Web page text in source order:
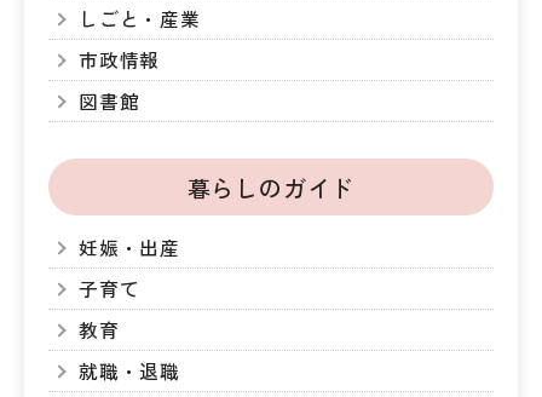
しごと・産業
市政情報
図書館
暮らしのガイド
妊娠・出産
子育て
教育
就職・退職